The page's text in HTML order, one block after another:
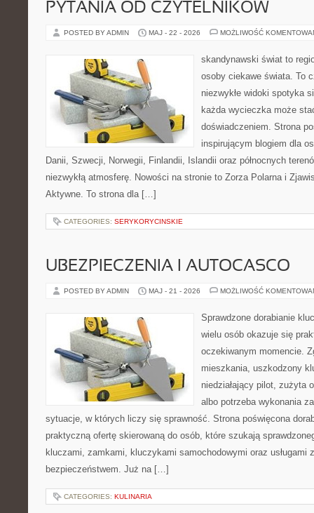
PYTANIA OD CZYTELNIKÓW
POSTED BY ADMIN MAJ - 22 - 2026 MOŻLIWOŚĆ
skandynawski świat to
osoby ciekawe świata. To
niezwykłe widoki spotyka
każda wycieczka może
doświadczeniem. Strona
inspirującym blogiem dla
Danii, Szwecji, Norwegii, Finlandii, Islandii oraz północnych
niezwykłą atmosferę. Nowości na stronie to Zorza Polarna i
Aktywne. To strona dla […]
CATEGORIES: SERYKORYCINSKIE
UBEZPIECZENIA I AUTOCASCO
POSTED BY ADMIN MAJ - 21 - 2026 MOŻLIWOŚĆ
Sprawdzone dorabianie
wielu osób okazuje się
oczekiwanym momencie.
mieszkania, uszkodzony
niedziałający pilot, zużyta
albo potrzeba wykonania
sytuacje, w których liczy się sprawność. Strona poświęcona
praktyczną ofertę skierowaną do osób, które szukają
kluczami, zamkami, kluczykami samochodowymi oraz usługami
bezpieczeństwem. Już na […]
CATEGORIES: KULINARIA